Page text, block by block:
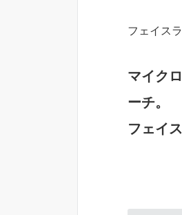
フェイス
マイク
ーチ。
フェイ